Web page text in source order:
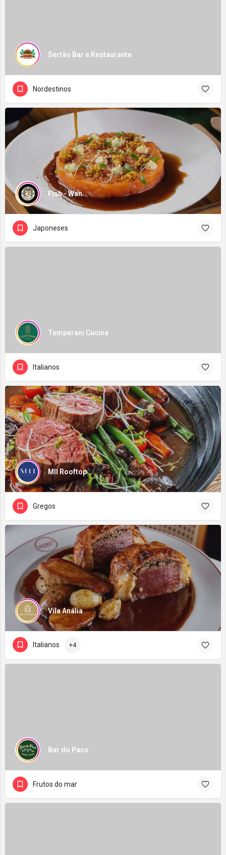
Sertão Bar e Restaurante
Nordestinos
Fish - Wan
Japoneses
Temperani Cucina
Italianos
MII Rooftop
Gregos
Vila Anália
Italianos +4
Bar do Paco
Frutos do mar